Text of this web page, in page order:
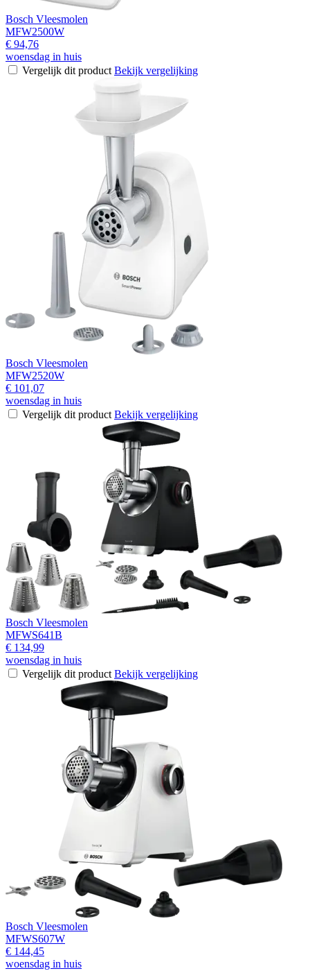
Bosch Vleesmolen
MFW2500W
€ 94,76
woensdag in huis
Vergelijk dit product Bekijk vergelijking
Bosch Vleesmolen
MFW2520W
€ 101,07
woensdag in huis
Vergelijk dit product Bekijk vergelijking
Bosch Vleesmolen
MFWS641B
€ 134,99
woensdag in huis
Vergelijk dit product Bekijk vergelijking
Bosch Vleesmolen
MFWS607W
€ 144,45
woensdag in huis